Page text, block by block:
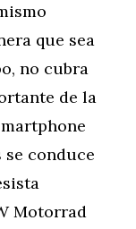
que sea
no cubra
de la
se conduce
Motorrad